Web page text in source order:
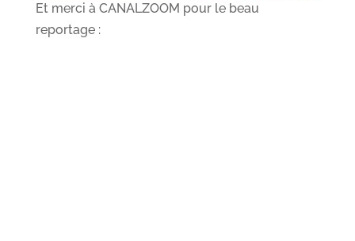
Et merci à CANALZOOM pour le beau
reportage :